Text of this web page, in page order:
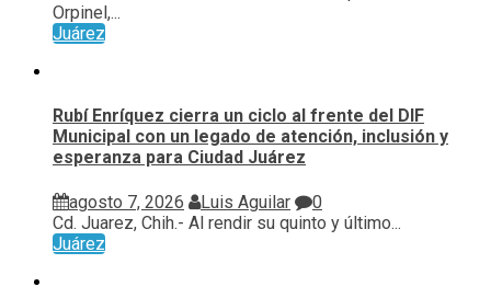
Orpinel,...
Juárez
Rubí Enríquez cierra un ciclo al frente del DIF
Municipal con un legado de atención, inclusión y
esperanza para Ciudad Juárez
agosto 7, 2026 Luis Aguilar
0
Cd. Juarez, Chih.- Al rendir su quinto y último...
Juárez